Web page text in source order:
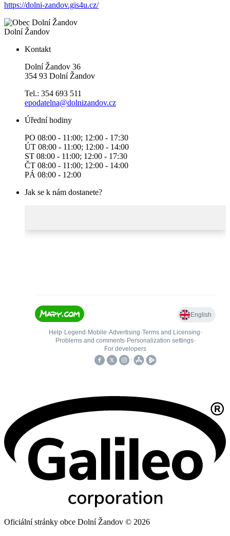
https://dolni-zandov.gis4u.cz/
Dolní Žandov
Kontakt
Dolní Žandov 36
354 93 Dolní Žandov
Tel.: 354 693 511
epodatelna@dolnizandov.cz
Úřední hodiny
PO 08:00 - 11:00; 12:00 - 17:30
ÚT 08:00 - 11:00; 12:00 - 14:00
ST 08:00 - 11:00; 12:00 - 17:30
ČT 08:00 - 11:00; 12:00 - 14:00
PÁ 08:00 - 12:00
Jak se k nám dostanete?
Oficiální stránky obce Dolní Žandov © 2026